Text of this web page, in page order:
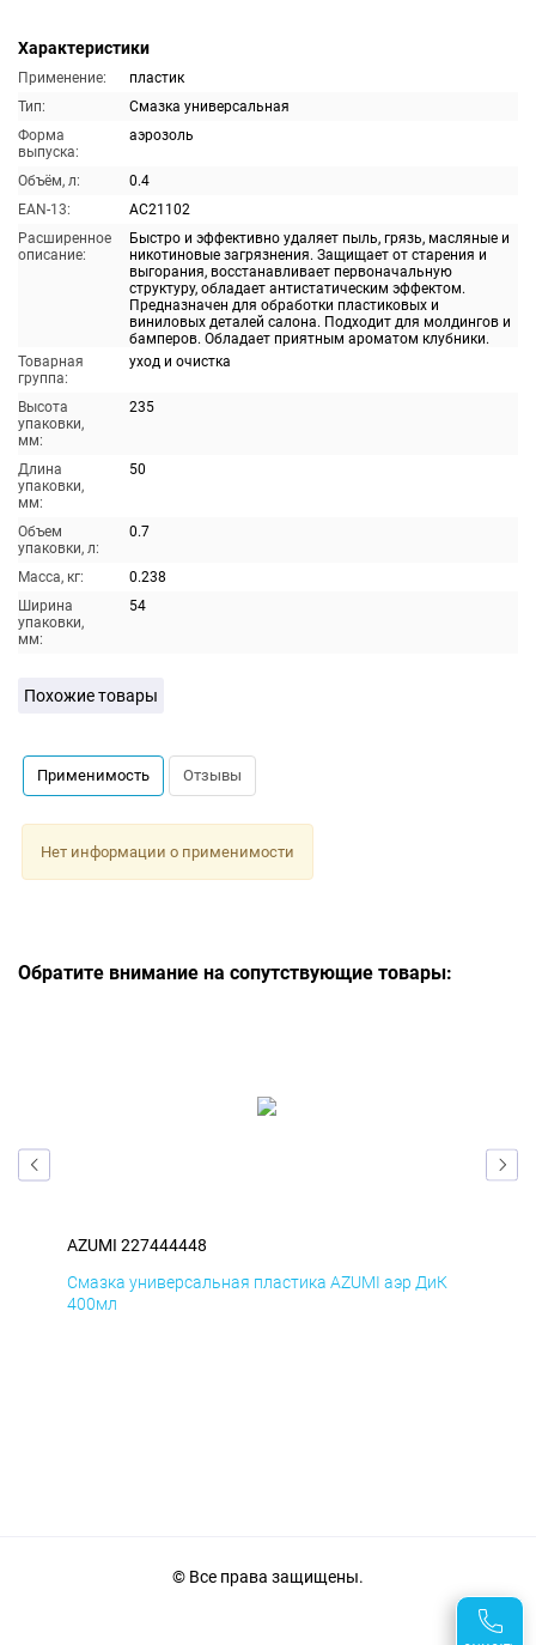
Характеристики
Применение:
пластик
Тип:
Смазка универсальная
Форма
выпуска:
аэрозоль
Объём, л:
0.4
EAN-13:
AC21102
Расширенное
описание:
Быстро и эффективно удаляет пыль, грязь, масляные и
никотиновые загрязнения. Защищает от старения и
выгорания, восстанавливает первоначальную
структуру, обладает антистатическим эффектом.
Предназначен для обработки пластиковых и
виниловых деталей салона. Подходит для молдингов и
бамперов. Обладает приятным ароматом клубники.
Товарная
группа:
уход и очистка
Высота
упаковки,
мм:
235
Длина
упаковки,
мм:
50
Объем
упаковки, л:
0.7
Масса, кг:
0.238
Ширина
упаковки,
мм:
54
Похожие товары
Применимость Отзывы
Нет информации о применимости
Обратите внимание на сопутствующие товары:
AZUMI 227444448
Смазка универсальная пластика AZUMI аэр ДиК
400мл
© Все права защищены.